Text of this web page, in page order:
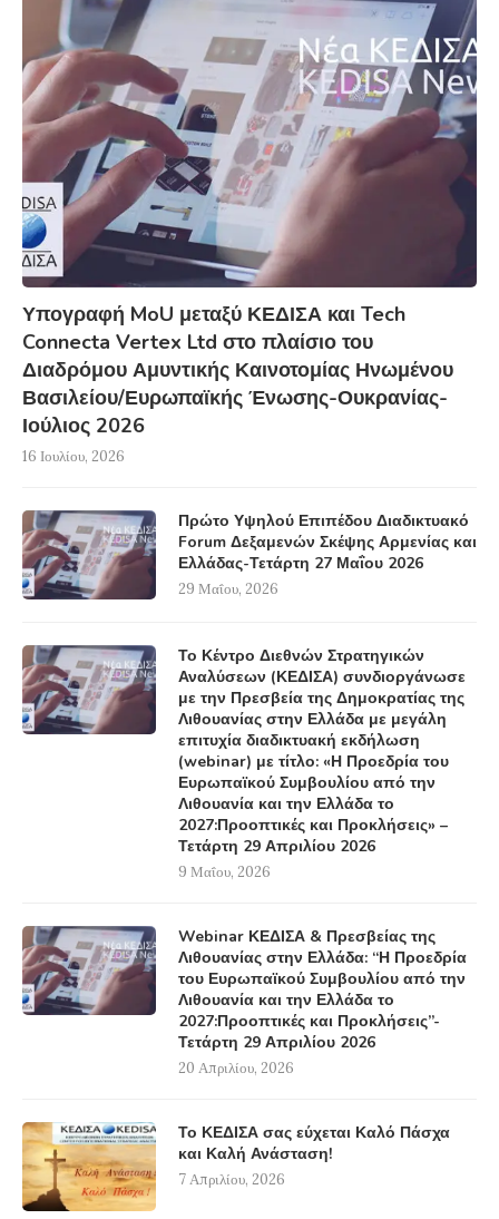
Υπογραφή MoU μεταξύ ΚΕΔΙΣΑ και Tech
Connecta Vertex Ltd στο πλαίσιο του
Διαδρόμου Αμυντικής Καινοτομίας Ηνωμένου
Βασιλείου/Ευρωπαϊκής Ένωσης-Ουκρανίας-
Ιούλιος 2026
16 Ιουλίου, 2026
Πρώτο Υψηλού Επιπέδου Διαδικτυακό
Forum Δεξαμενών Σκέψης Αρμενίας και
Ελλάδας-Τετάρτη 27 Μαΐου 2026
29 Μαΐου, 2026
Το Κέντρο Διεθνών Στρατηγικών
Αναλύσεων (ΚΕΔΙΣΑ) συνδιοργάνωσε
με την Πρεσβεία της Δημοκρατίας της
Λιθουανίας στην Ελλάδα με μεγάλη
επιτυχία διαδικτυακή εκδήλωση
(webinar) με τίτλο: «Η Προεδρία του
Ευρωπαϊκού Συμβουλίου από την
Λιθουανία και την Ελλάδα το
2027:Προοπτικές και Προκλήσεις» –
Τετάρτη 29 Απριλίου 2026
9 Μαΐου, 2026
Webinar ΚΕΔΙΣΑ & Πρεσβείας της
Λιθουανίας στην Ελλάδα: “Η Προεδρία
του Ευρωπαϊκού Συμβουλίου από την
Λιθουανία και την Ελλάδα το
2027:Προοπτικές και Προκλήσεις”-
Τετάρτη 29 Απριλίου 2026
20 Απριλίου, 2026
Το ΚΕΔΙΣΑ σας εύχεται Καλό Πάσχα
και Καλή Ανάσταση!
7 Απριλίου, 2026